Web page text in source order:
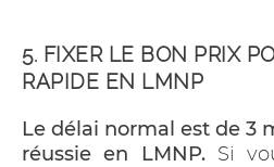
5. FIXER LE BON PRIX
RAPIDE EN LMNP
Le délai normal est de 3
réussie en LMNP.Si